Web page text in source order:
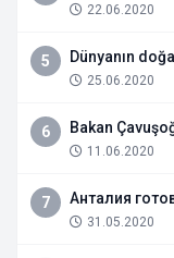
22.06.2020
5 Dünyanın
25.06.2020
6 Bakan
11.06.2020
7 Анталия
31.05.2020